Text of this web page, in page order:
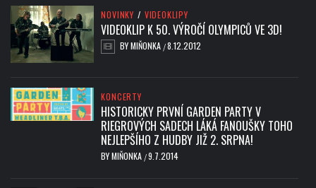
NOVINKY / VIDEOKLIPY
VIDEOKLIP K 50. VÝROČÍ OLYMPICŮ VE 3D!
BYMIŇONKA /8.12.2012
KONCERTY
HISTORICKY PRVNÍ GARDEN PARTY V
RIEGROVÝCH SADECH LÁKÁ FANOUŠKY TOHO
NEJLEPŠÍHO Z HUDBY JIŽ 2. SRPNA!
BYMIŇONKA /9.7.2014